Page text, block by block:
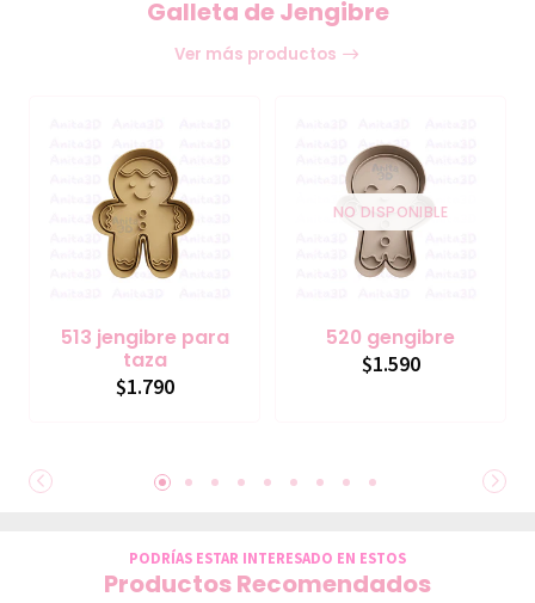
Galleta de Jengibre
Ver más productos
513 jengibre para
taza
$1.790
NO DISPONIBLE
520 gengibre
$1.590
PODRÍAS ESTAR INTERESADO EN ESTOS
Productos Recomendados